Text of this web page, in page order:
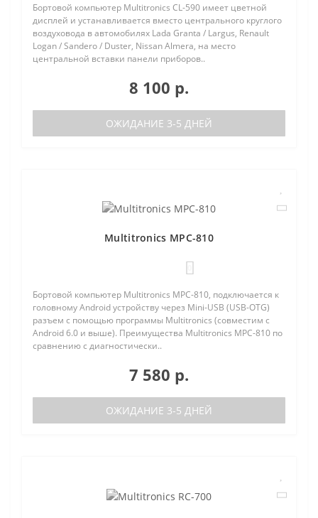
Бортовой компьютер Multitronics CL-590 имеет цветной
дисплей и устанавливается вместо центрального круглого
воздуховода в автомобилях Lada Granta / Largus, Renault
Logan / Sandero / Duster, Nissan Almera, на место
центральной вставки панели приборов..
8 100 р.
ОЖИДАНИЕ 3-5 ДНЕЙ
Multitronics MPC-810
Бортовой компьютер Multitronics MPC-810, подключается к
головному Android устройству через Mini-USB (USB-OTG)
разъем с помощью программы Multitronics (совместим с
Android 6.0 и выше). Преимущества Multitronics MPC-810 по
сравнению с диагностически..
7 580 р.
ОЖИДАНИЕ 3-5 ДНЕЙ